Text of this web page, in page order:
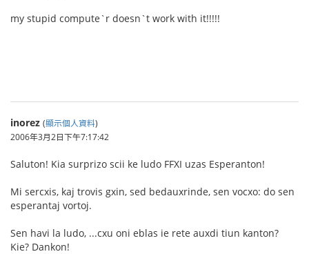
my stupid compute`r doesn`t work with it!!!!!
inorez (顯示個人資料)
2006年3月2日下午7:17:42
Saluton! Kia surprizo scii ke ludo FFXI uzas Esperanton!
Mi sercxis, kaj trovis gxin, sed bedauxrinde, sen vocxo: do sen
esperantaj vortoj.
Sen havi la ludo, ...cxu oni eblas ie rete auxdi tiun kanton?
Kie? Dankon!